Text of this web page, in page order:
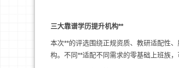
三大靠谱学历提升机构**
本次**的评选围绕正规资质、教研适配性
构。不同**适配不同需求的零基础上班族，